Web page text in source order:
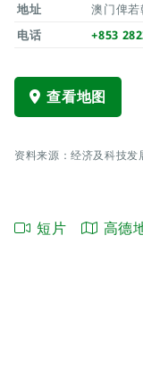
地址
澳门俾
电话
+853
查看地图
资料来源：经济及科技发
短片 高德